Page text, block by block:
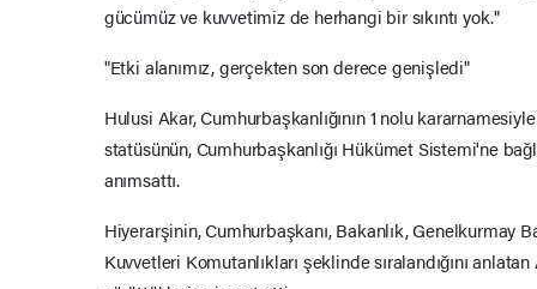
gücümüz ve kuvvetimiz de herhangi bir sıkıntı yok."
"Etki alanımız, gerçekten son derece genişledi"
Hulusi Akar, Cumhurbaşkanlığının 1 nolu
statüsünün, Cumhurbaşkanlığı Hükümet Sistemi'ne
anımsattı.
Hiyerarşinin, Cumhurbaşkanı, Bakanlık, Genelkurmay
Kuvvetleri Komutanlıkları şeklinde sıralandığını